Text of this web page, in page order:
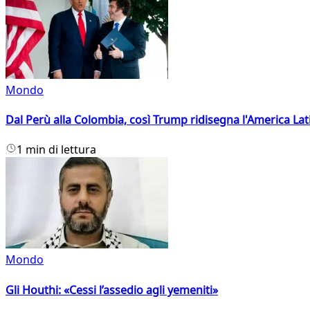
Mondo
Dal Perù alla Colombia, così Trump ridisegna l'America
1 min di lettura
Mondo
Gli Houthi: «Cessi l’assedio agli yemeniti»